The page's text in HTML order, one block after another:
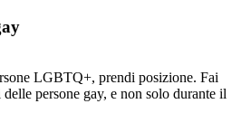
LGBTQ+, prendi posizione. Fai
persone gay, e non solo durante il